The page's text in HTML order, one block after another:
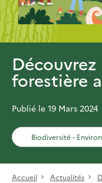
forestière
Publié le 19 Mars 2024
Biodiversité -
Accueil Actualités